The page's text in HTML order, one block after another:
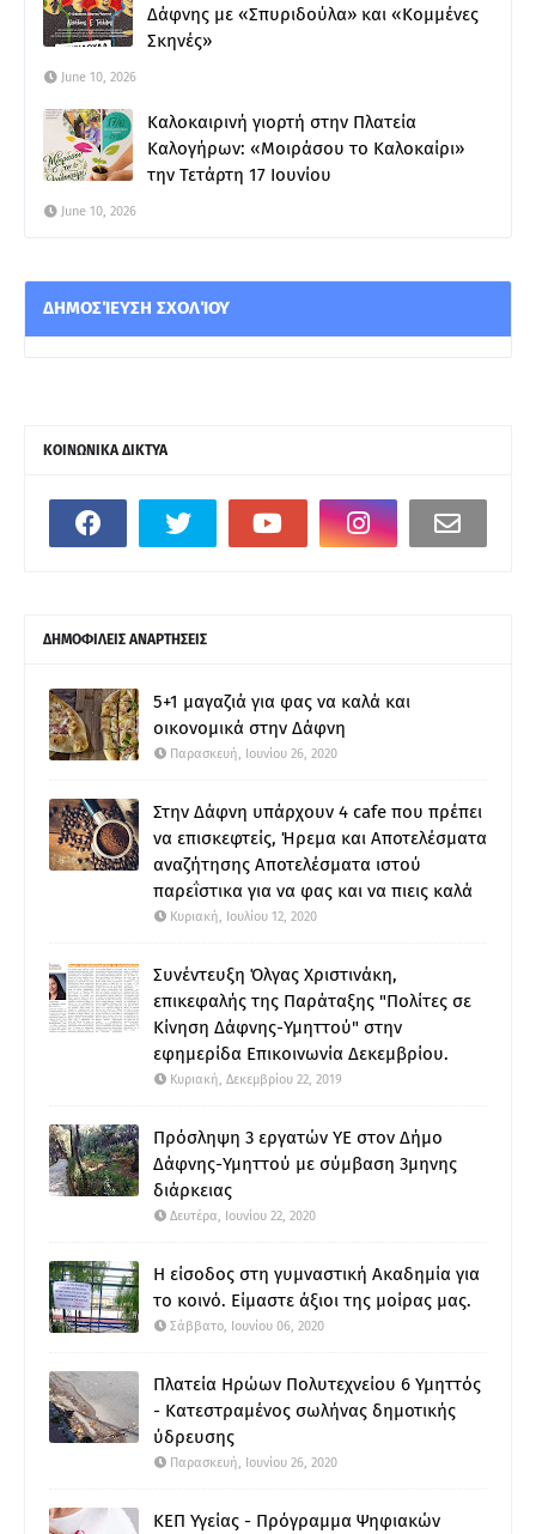
Δάφνης με «Σπυριδούλα» και «Κομμένες
Σκηνές»
June 10, 2026
Καλοκαιρινή γιορτή στην Πλατεία
Καλογήρων: «Μοιράσου το Καλοκαίρι»
την Τετάρτη 17 Ιουνίου
June 10, 2026
ΔΗΜΟΣΊΕΥΣΗ ΣΧΟΛΊΟΥ
ΚΟΙΝΩΝΙΚΑ ΔΙΚΤΥΑ
ΔΗΜΟΦΙΛΕΙΣ ΑΝΑΡΤΗΣΕΙΣ
5+1 μαγαζιά για φας να καλά και
οικονομικά στην Δάφνη
Παρασκευή, Ιουνίου 26, 2020
Στην Δάφνη υπάρχουν 4 cafe που πρέπει
να επισκεφτείς, Ήρεμα και Αποτελέσματα
αναζήτησης Αποτελέσματα ιστού
παρεΐστικα για να φας και να πιεις καλά
Κυριακή, Ιουλίου 12, 2020
Συνέντευξη Όλγας Χριστινάκη,
επικεφαλής της Παράταξης "Πολίτες σε
Κίνηση Δάφνης-Υμηττού" στην
εφημερίδα Επικοινωνία Δεκεμβρίου.
Κυριακή, Δεκεμβρίου 22, 2019
Πρόσληψη 3 εργατών ΥΕ στον Δήμο
Δάφνης-Υμηττού με σύμβαση 3μηνης
διάρκειας
Δευτέρα, Ιουνίου 22, 2020
Η είσοδος στη γυμναστική Ακαδημία για
το κοινό. Είμαστε άξιοι της μοίρας μας.
Σάββατο, Ιουνίου 06, 2020
Πλατεία Ηρώων Πολυτεχνείου 6 Υμηττός
- Κατεστραμένος σωλήνας δημοτικής
ύδρευσης
Παρασκευή, Ιουνίου 26, 2020
ΚΕΠ Υγείας - Πρόγραμμα Ψηφιακών